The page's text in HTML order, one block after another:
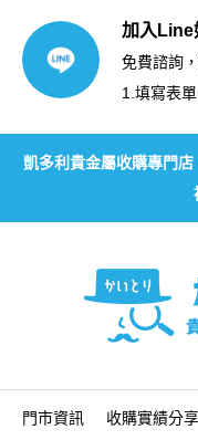
加入Line
免費諮詢
1.填寫表
凱多利貴金屬收購專門
門市資訊 收購實績分享